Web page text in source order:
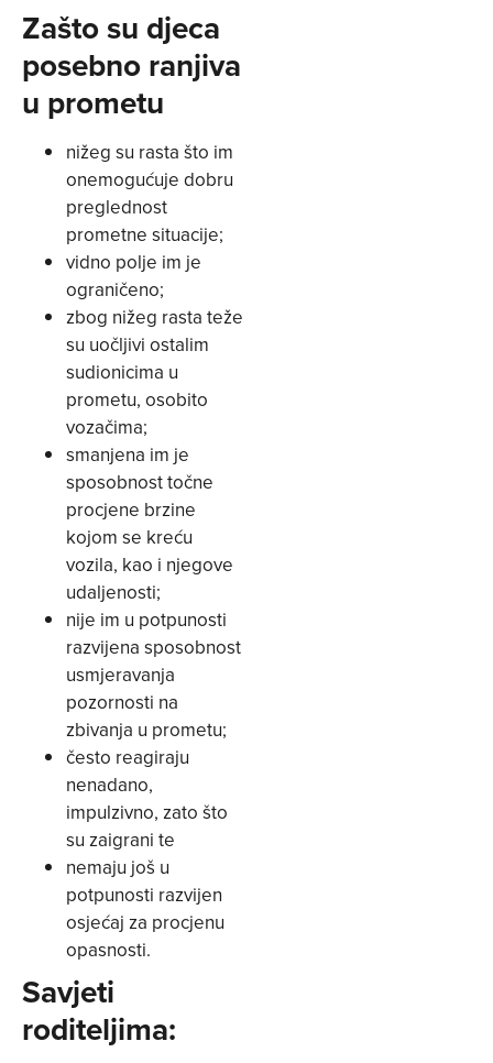
Zašto su djeca
posebno ranjiva
u prometu
nižeg su rasta što im
onemogućuje dobru
preglednost
prometne situacije;
vidno polje im je
ograničeno;
zbog nižeg rasta teže
su uočljivi ostalim
sudionicima u
prometu, osobito
vozačima;
smanjena im je
sposobnost točne
procjene brzine
kojom se kreću
vozila, kao i njegove
udaljenosti;
nije im u potpunosti
razvijena sposobnost
usmjeravanja
pozornosti na
zbivanja u prometu;
često reagiraju
nenadano,
impulzivno, zato što
su zaigrani te
nemaju još u
potpunosti razvijen
osjećaj za procjenu
opasnosti.
Savjeti
roditeljima: